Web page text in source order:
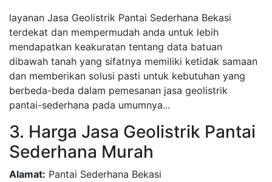
layanan Jasa Geolistrik Pantai Sederhana Bekasi
terdekat dan mempermudah anda untuk lebih
mendapatkan keakuratan tentang data batuan
dibawah tanah yang sifatnya memiliki ketidak samaan
dan memberikan solusi pasti untuk kebutuhan yang
berbeda-beda dalam pemesanan jasa geolistrik
pantai-sederhana pada umumnya...
3. Harga Jasa Geolistrik Pantai
Sederhana Murah
Alamat: Pantai Sederhana Bekasi